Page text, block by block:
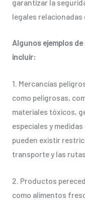
garantizar la
legales relacionadas
Algunos ejemplos
incluir:
1. Mercancías
como peligrosas,
materiales tóxicos,
especiales y
pueden existir
transporte y las
2. Productos
como alimentos